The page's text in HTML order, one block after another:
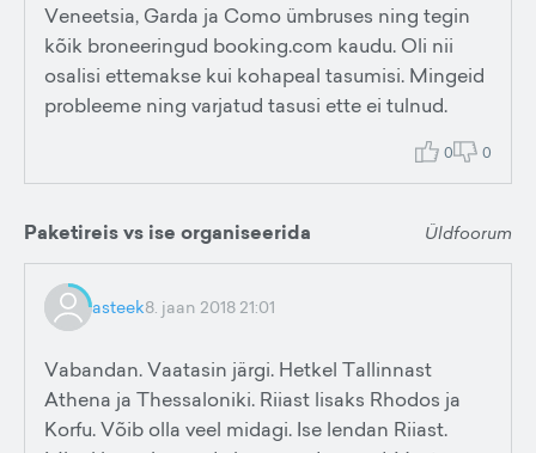
Veneetsia, Garda ja Como ümbruses ning tegin
kõik broneeringud booking.com kaudu. Oli nii
osalisi ettemakse kui kohapeal tasumisi. Mingeid
probleeme ning varjatud tasusi ette ei tulnud.
0 0
Paketireis vs ise organiseerida Üldfoorum
asteek8. jaan 2018 21:01
Vabandan. Vaatasin järgi. Hetkel Tallinnast
Athena ja Thessaloniki. Riiast lisaks Rhodos ja
Korfu. Võib olla veel midagi. Ise lendan Riiast.